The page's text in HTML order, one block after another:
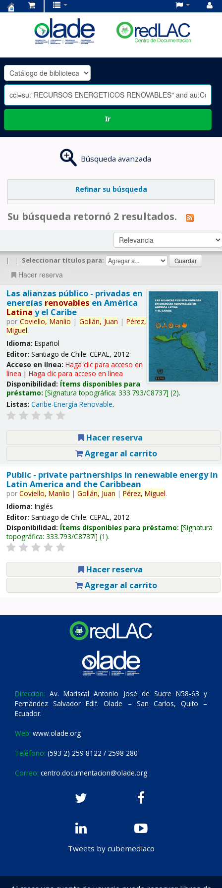
OLADE
-
Ir
Búsqueda avanzada
Refinar su búsqueda
Su búsqueda retornó 2 resultados.
| | Seleccionar títulos para:
Hacer reserva
Las alianzas público - privadas en
energías renovables en América
Latina y el Caribe
por Coviello, Manlio | Gollán, Juan | Pérez,
Miguel.
Idioma: Español
Editor: Santiago de Chile: CEPAL, 2012
Acceso en línea: Haga clic para acceso en
línea | Haga clic para acceso en línea
Disponibilidad: Ítems disponibles para
préstamo: Signatura topográfica: 333.793/C8737 (2).
Listas: Caribe-Energía Renovable.
Hacer reserva
Agregar al carrito
Public - private partnerships in renewable energy in
Latin America and the Caribbean
por Coviello, Manlio | Gollán, Juan | Pérez, Miguel.
Idioma: Inglés
Editor: Santiago de Chile: CEPAL, 2012
Disponibilidad: Ítems disponibles para préstamo: Signatura
topográfica: 333.793/C8737i (1).
Hacer reserva
Agregar al carrito
Dirección: Av. Mariscal Antonio José de Sucre N58-63 y
Fernández Salvador Edif. Olade – San Carlos, Quito –
Ecuador.
Web: www.olade.org
Teléfono: (593 2) 259 8122 / 2598 280
Correo: centro.documentacion@olade.org
Tweets by cubemediaco